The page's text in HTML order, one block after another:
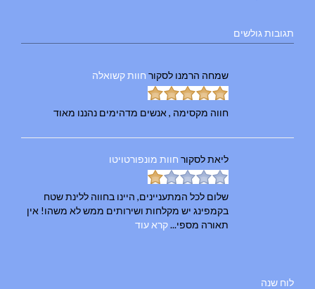
תגובות גולשים
שמחה הרמנו לסקור חוות קשואלה
חווה מקסימה , אנשים מדהימים נהננו מאוד
ליאתלסקור חוות מונפורטויטו
שלום לכל המתעניינים, היינו בחווה ללינת שטח
בקמפינג יש מקלחות ושירותים ממש לא משהו! אין
תאורה מספי...קרא עוד
לוח שנה